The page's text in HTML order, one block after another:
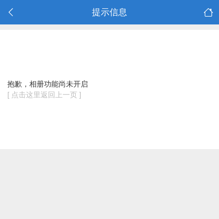
提示信息
抱歉，相册功能尚未开启
[ 点击这里返回上一页 ]